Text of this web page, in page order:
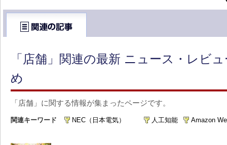
「店舗」関連の最新 ニュース・レビ
め
「店舗」に関する情報が集まったページです。
関連キーワード NEC（日本電気） 人工知能 Amazon